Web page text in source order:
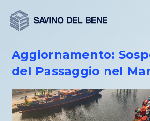
contenuto
Aggiornamento:
del Passaggio nel